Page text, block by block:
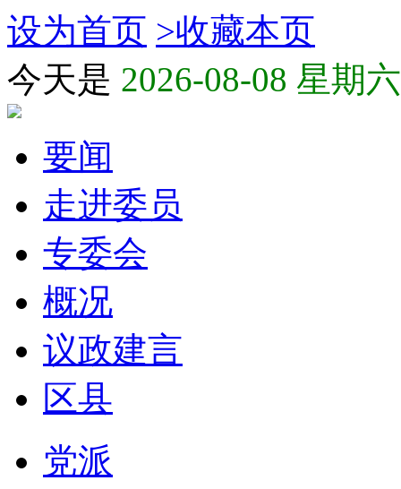
设为首页 >收藏本页
今天是 2026-08-08 星期六
要闻
走进委员
专委会
概况
议政建言
区县
党派